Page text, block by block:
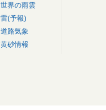
世界の雨雲
雷(予報)
道路気象
黄砂情報